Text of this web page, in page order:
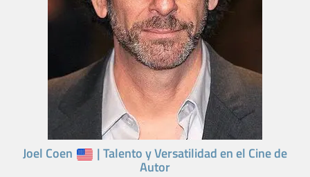
Joel Coen | Talento y Versatilidad en el Cine de
Autor